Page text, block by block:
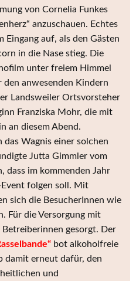
von Cornelia Funkes
anzuschauen. Echtes
Eingang auf, als den Gästen
in die Nase stieg. Die
unter freiem Himmel
anwesenden Kindern
Landsweiler Ortsvorsteher
Franziska Mohr, die mit
an diesem Abend.
das Wagnis einer solchen
Jutta Gimmler vom
dass im kommenden Jahr
folgen soll. Mit
sich die BesucherInnen wie
Für die Versorgung mit
gesorgt. Der
bot alkoholfreie
damit erneut dafür, den
und